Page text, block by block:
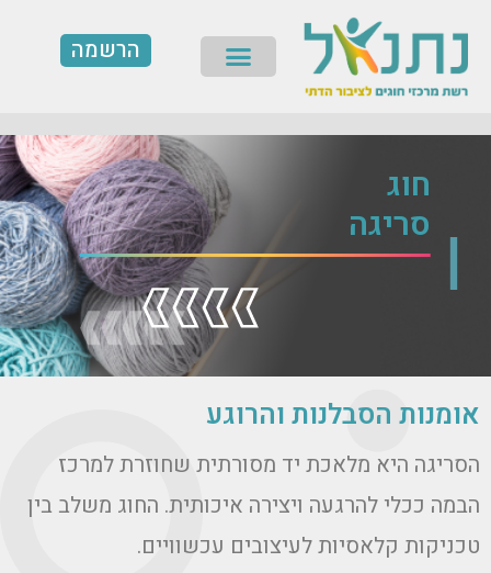
תפריט הרשמה
חוג
סריגה
אומנות הסבלנות והרוגע
הסריגה היא מלאכת יד מסורתית שחוזרת למרכז
הבמה ככלי להרגעה ויצירה איכותית. החוג משלב בין
טכניקות קלאסיות לעיצובים עכשוויים.